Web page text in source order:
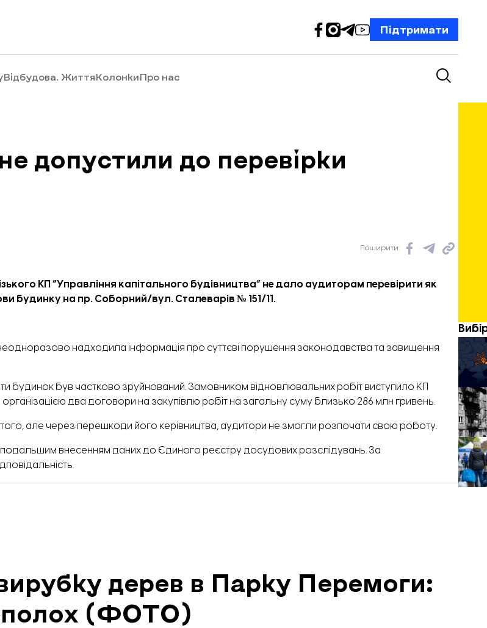
Підтримати
Відбудова. ЖиттяКолонкиПро нас
допустили до перевірки
Поширити:
КП “Управління капітального будівництва” не дало аудиторам перевірити як
будинку на пр. Соборний/вул. Сталеварів № 151/11.
неодноразово надходила інформація про суттєві порушення законодавства та завищення
був частково зруйнований. Замовником відновлювальних робіт виступило КП
два договори на закупівлю робіт на загальну суму близько 286 млн гривень.
але через перешкоди його керівництва, аудитори не змогли розпочати свою роботу.
внесенням даних до Єдиного реєстру досудових розслідувань. За
дерев в Парку Перемоги:
сполох (ФОТО)